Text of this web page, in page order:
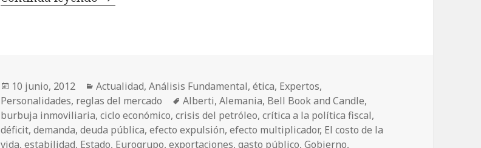
Publicado
el
10 junio, 2012 Categorías
Actualidad,Análisis Fundamental,ética, Expertos,
Personalidades, reglas del mercado Etiquetas
Alberti,Alemania, Bell Book and Candle,
burbuja inmoviliaria,ciclo económico,crisis del petróleo,crítica a la política fiscal,
déficit,demanda,deuda pública,efecto expulsión,efecto multiplicador, El costo de la
vida,estabilidad, Estado, Eurogrupo,exportaciones,gasto público,Gobierno,